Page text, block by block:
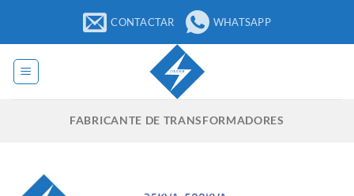
contenido
CONTACTAR WHATSAPP
FABRICANTE DE TRANSFORMADORES